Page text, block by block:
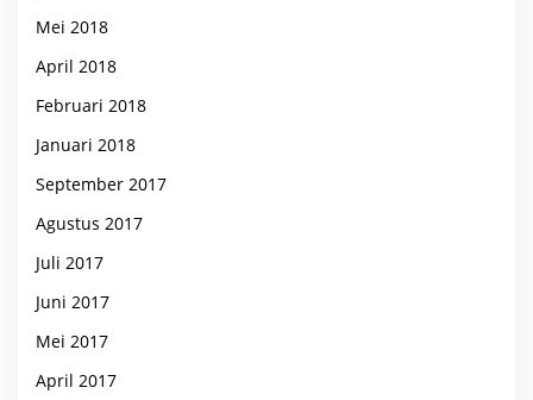
Mei 2018
April 2018
Februari 2018
Januari 2018
September 2017
Agustus 2017
Juli 2017
Juni 2017
Mei 2017
April 2017